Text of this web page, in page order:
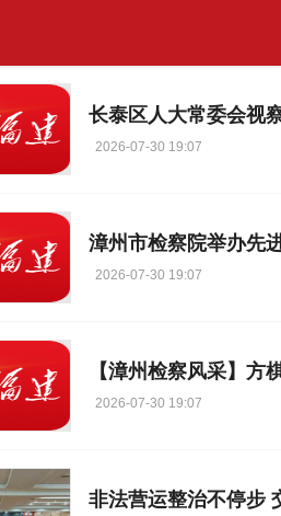
长泰区人大常委会视
2026-07-30 19:07
漳州市检察院举办先
2026-07-30 19:07
【漳州检察风采】方
2026-07-30 19:07
非法营运整治不停步